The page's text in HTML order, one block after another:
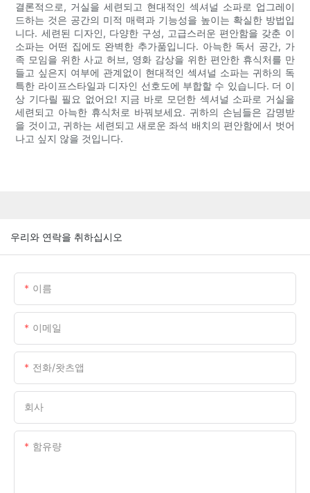
결론적으로, 거실을 세련되고 현대적인 섹셔널 소파로 업그레이
드하는 것은 공간의 미적 매력과 기능성을 높이는 확실한 방법입
니다. 세련된 디자인, 다양한 구성, 고급스러운 편안함을 갖춘 이
소파는 어떤 집에도 완벽한 추가품입니다. 아늑한 독서 공간, 가
족 모임을 위한 사교 허브, 영화 감상을 위한 편안한 휴식처를 만
들고 싶은지 여부에 관계없이 현대적인 섹셔널 소파는 귀하의 독
특한 라이프스타일과 디자인 선호도에 부합할 수 있습니다. 더 이
상 기다릴 필요 없어요! 지금 바로 모던한 섹셔널 소파로 거실을
세련되고 아늑한 휴식처로 바꿔보세요. 귀하의 손님들은 감명받
을 것이고, 귀하는 세련되고 새로운 좌석 배치의 편안함에서 벗어
나고 싶지 않을 것입니다.
우리와 연락을 취하십시오
이름
이메일
전화/왓츠앱
회사
함유량